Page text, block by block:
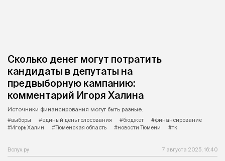
Сколько денег могут потратить
кандидаты в депутаты на
предвыборную кампанию:
комментарий Игоря Халина
Источники финансирования могут быть разные.
#выборы
#единый день голосования #бюджет
#финансирование
#Игорь Халин
#Тюменская область #новости Тюмени #тк
Вслух.ру 7 августа 2025, 16:40